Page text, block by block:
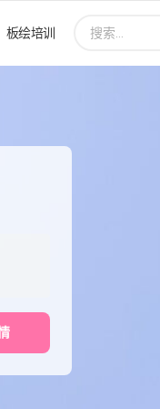
板绘培训